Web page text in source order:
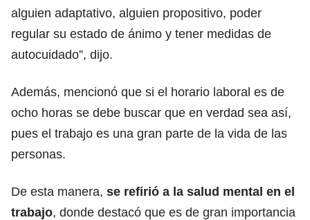
alguien adaptativo, alguien propositivo, poder
regular su estado de ánimo y tener medidas de
autocuidado”, dijo.
Además, mencionó que si el horario laboral es de
ocho horas se debe buscar que en verdad sea así,
pues el trabajo es una gran parte de la vida de las
personas.
De esta manera, se refirió a la salud mental en el
trabajo, donde destacó que es de gran importancia